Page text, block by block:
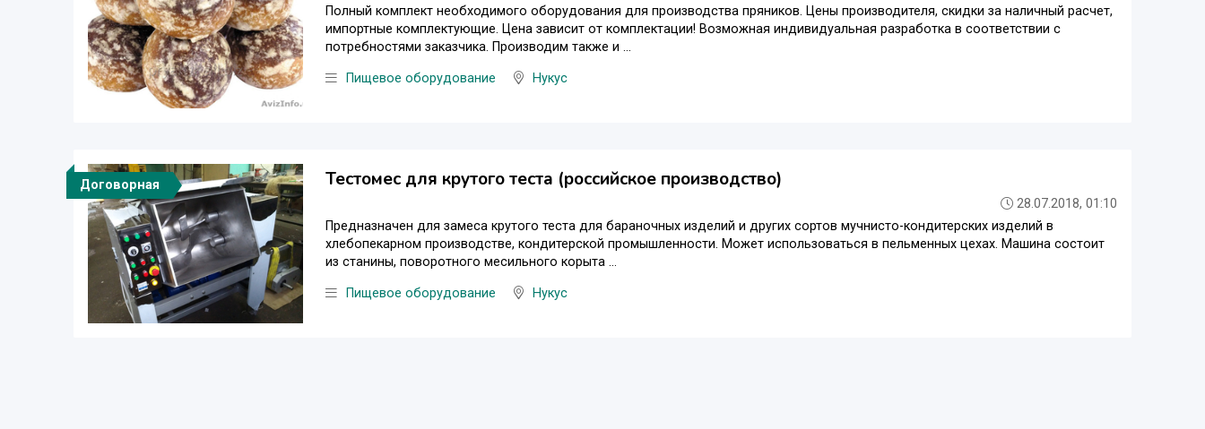
Полный комплект необходимого оборудования для производства пряников. Цены производителя, скидки за наличный расчет,
импортные комплектующие. Цена зависит от комплектации! Возможная индивидуальная разработка в соответствии с
потребностями заказчика. Производим также и ...
Пищевое оборудование Нукус
Договорная Тестомес для крутого теста (российское производство)
28.07.2018, 01:10
Предназначен для замеса крутого теста для бараночных изделий и других сортов мучнисто-кондитерских изделий в
хлебопекарном производстве, кондитерской промышленности. Может использоваться в пельменных цехах. Машина состоит
из станины, поворотного месильного корыта ...
Пищевое оборудование Нукус